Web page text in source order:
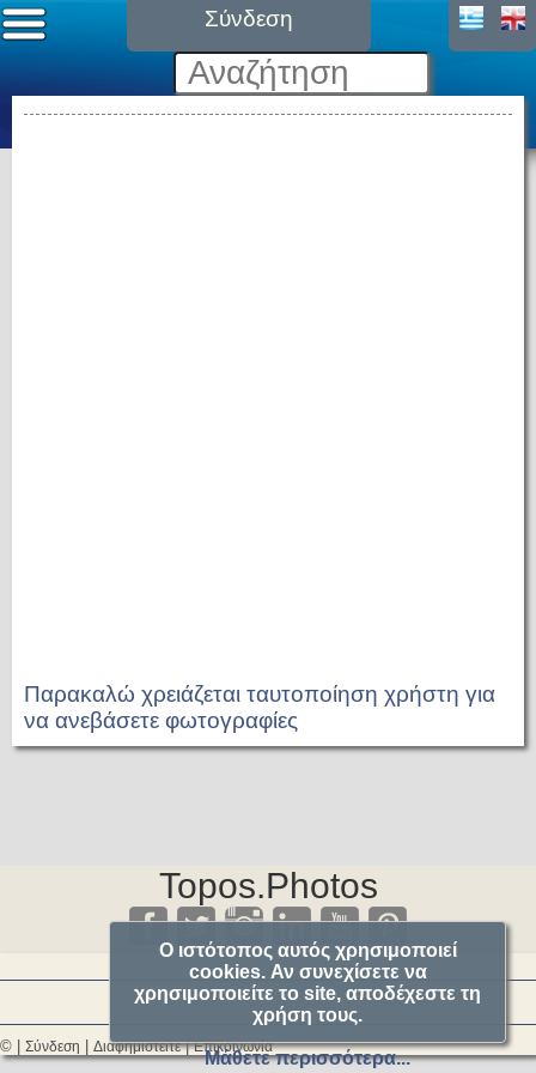
Σύνδεση
Παρακαλώ χρειάζεται ταυτοποίηση χρήστη για
να ανεβάσετε φωτογραφίες
Topos.Photos
© | Σύνδεση Διαφημιστείτε|Επικοινωνία
Ο ιστότοπος αυτός χρησιμοποιεί
cookies. Αν συνεχίσετε να
χρησιμοποιείτε το site, αποδέχεστε τη
χρήση τους.
Μάθετε περισσότερα...